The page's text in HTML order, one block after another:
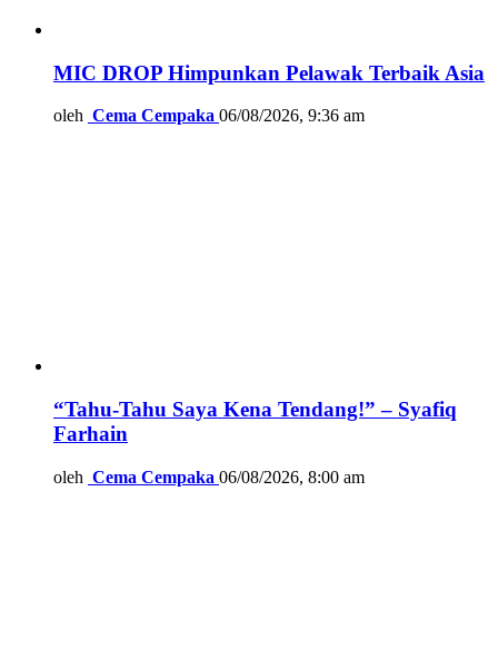
MIC DROP Himpunkan Pelawak Terbaik Asia
oleh Cema Cempaka 06/08/2026, 9:36 am
“Tahu-Tahu Saya Kena Tendang!” – Syafiq
Farhain
oleh Cema Cempaka 06/08/2026, 8:00 am